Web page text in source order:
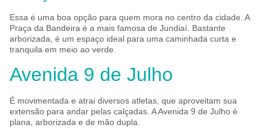
Essa é uma boa opção para quem mora no centro da cidade. A
Praça da Bandeira é a mais famosa de Jundiaí. Bastante
arborizada, é um espaço ideal para uma caminhada curta e
tranquila em meio ao verde.
Avenida 9 de Julho
É movimentada e atrai diversos atletas, que aproveitam sua
extensão para andar pelas calçadas. A Avenida 9 de Julho é
plana, arborizada e de mão dupla.